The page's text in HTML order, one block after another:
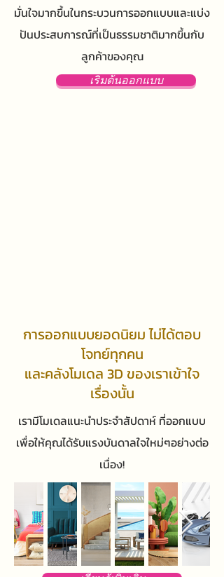
มั่นใจมากขึ้นในกระบวนการออกแบบและแบ่ง
ปันประสบการณ์ที่เป็นธรรมชาติมากขึ้นกับ
ลูกค้าของคุณ
เริ่มต้นออกแบบ
การออกแบบยอดนิยม ไม่ได้ตอบ
โจทย์ทุกคน
และคลังโมเดล 3D ของเราเข้าใจ
เรื่องนั้น
เรามีโมเดลแนะนำประจำสัปดาห์ ที่ออกแบบ
เพื่อให้คุณได้รับแรงบันดาลใจใหม่ๆอย่างต่อ
เนื่อง!